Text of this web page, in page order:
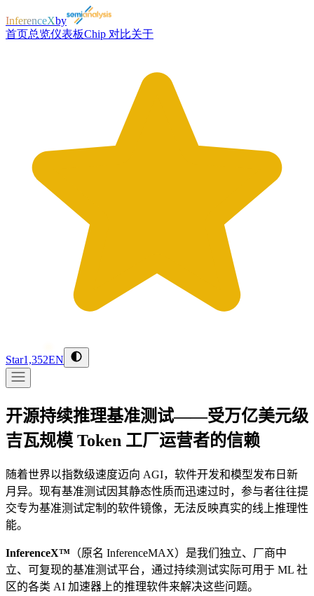
InferenceXby
首页总览仪表板Chip 对比关于
Star1,352EN
开源持续推理基准测试——受万亿美元级
吉瓦规模 Token 工厂运营者的信赖
随着世界以指数级速度迈向 AGI，软件开发和模型发布日新
月异。现有基准测试因其静态性质而迅速过时，参与者往往提
交专为基准测试定制的软件镜像，无法反映真实的线上推理性
能。
InferenceX™ （原名 InferenceMAX）是我们独立、厂商中
立、可复现的基准测试平台，通过持续测试实际可用于 ML 社
区的各类 AI 加速器上的推理软件来解决这些问题。